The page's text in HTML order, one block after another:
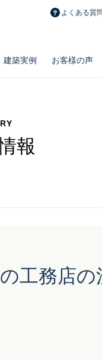
よくある質
建築実例 お客様の声
報
工務店の